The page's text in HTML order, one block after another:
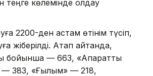
көлемінде қолдау
2200-ден астам өтінім түсіп,
жіберілді. Атап айтқанда,
бойынша — 663, «Ақпараттық
— 383, «Ғылым» — 218,